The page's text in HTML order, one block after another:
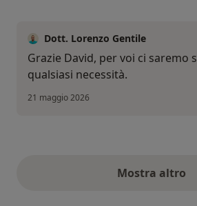
Dott. Lorenzo Gentile
Grazie David, per voi ci saremo
qualsiasi necessità.
21 maggio 2026
Mostra altro